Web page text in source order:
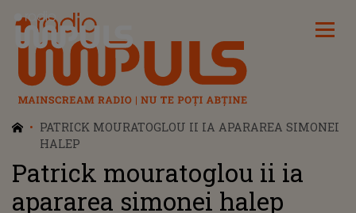
Radio Impuls
PATRICK MOURATOGLOU II IA APARAREA SIMONEI
HALEP
Patrick mouratoglou ii ia
apararea simonei halep